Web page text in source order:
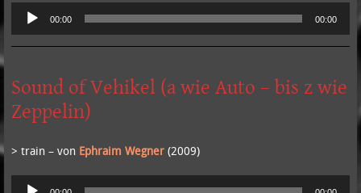
Audio-
Player
00:00 00:00
Sound of Vehikel (a wie Auto – bis z wie
Zeppelin)
> train – von Ephraim Wegner(2009)
Audio-